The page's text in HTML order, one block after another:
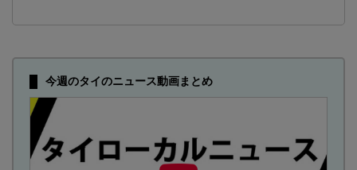
今週のタイのニュース動画まとめ